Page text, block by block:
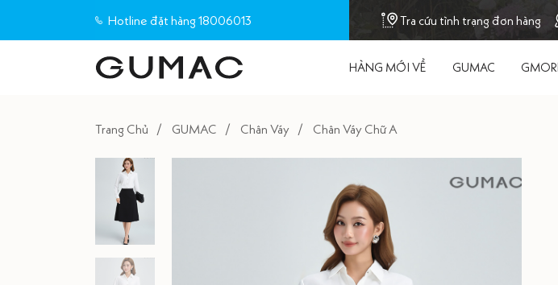
Hotline đặt hàng 18006013 Tra cứu tình trạng đơn hàng
HÀNG MỚI VỀ GUMAC
Trang Chủ GUMAC Chân Váy Chân Váy Chữ A